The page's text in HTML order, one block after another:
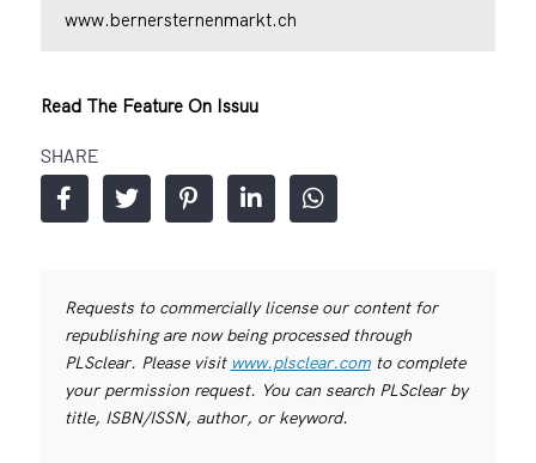
www.bernersternenmarkt.ch
Read The Feature On Issuu
SHARE
Requests to commercially license our content for
republishing are now being processed through
PLSclear. Please visit www.plsclear.comto complete
your permission request. You can search PLSclear by
title, ISBN/ISSN, author, or keyword.